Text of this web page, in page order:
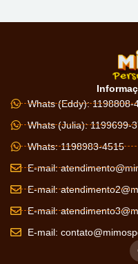
Whats (Eddy): 1198808-
Whats (Julia): 1199699-
Whats: 1198983-4515
E-mail:
E-mail:
E-mail:
E-mail: